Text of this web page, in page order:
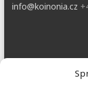
info@koinonia.cz